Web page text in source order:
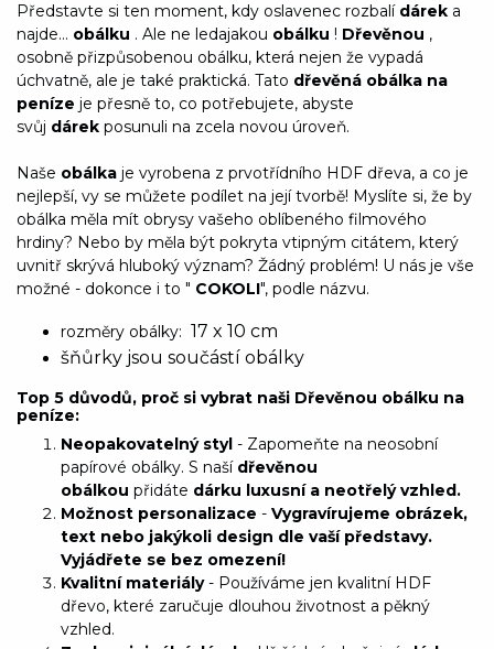
Představte si ten moment, kdy oslavenec rozbalí dárek a
najde... obálku . Ale ne ledajakou obálku ! Dřevěnou ,
osobně přizpůsobenou obálku, která nejen že vypadá
úchvatně, ale je také praktická. Tato dřevěná obálka na
peníze je přesně to, co potřebujete, abyste
svůj dárek posunuli na zcela novou úroveň.
Naše obálka je vyrobena z prvotřídního HDF dřeva, a co je
nejlepší, vy se můžete podílet na její tvorbě! Myslíte si, že by
obálka měla mít obrysy vašeho oblíbeného filmového
hrdiny? Nebo by měla být pokryta vtipným citátem, který
uvnitř skrývá hluboký význam? Žádný problém! U nás je vše
možné - dokonce i to " COKOLI", podle názvu.
rozměry obálky: 17 x 10 cm
šňůrky jsou součástí obálky
Top 5 důvodů, proč si vybrat naši Dřevěnou obálku na
peníze:
Neopakovatelný styl - Zapomeňte na neosobní
papírové obálky. S naší dřevěnou
obálkou přidáte dárku luxusní a neotřelý vzhled.
Možnost personalizace - Vygravírujeme obrázek,
text nebo jakýkoli design dle vaší představy.
Vyjádřete se bez omezení!
Kvalitní materiály- Používáme jen kvalitní HDF
dřevo, které zaručuje dlouhou životnost a pěkný
vzhled.